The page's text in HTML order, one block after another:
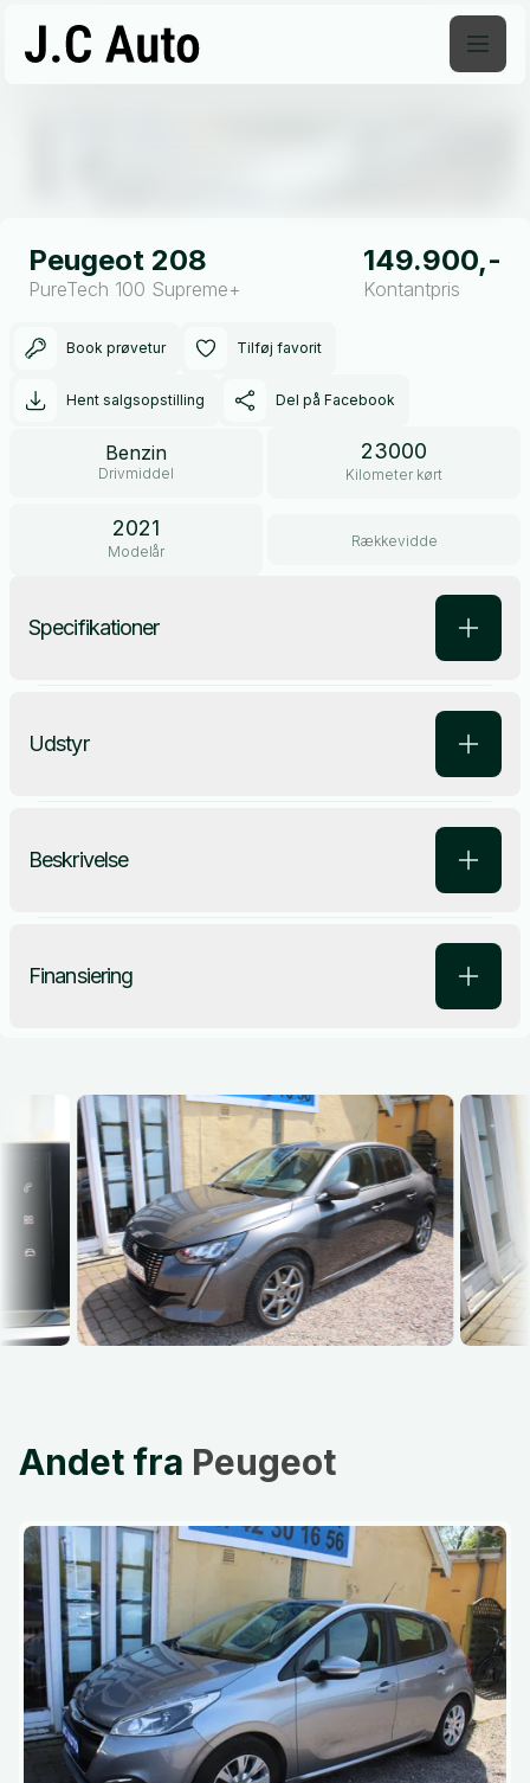
Peugeot 208
PureTech 100 Supreme+
149.900,-
Kontantpris
Book prøvetur Tilføj favorit
Hent salgsopstilling Del på Facebook
Benzin
Drivmiddel
23000
Kilometer kørt
2021
Modelår
Rækkevidde
Specifikationer
Udstyr
Beskrivelse
Finansiering
Andet fra Peugeot